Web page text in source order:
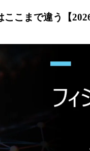
こまで違う【2026